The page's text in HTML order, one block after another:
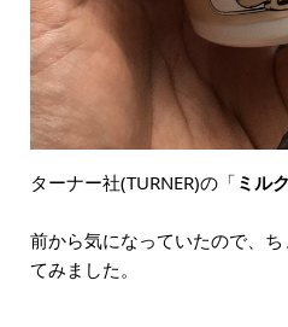
ターナー社(TURNER)の「 ミル
前から気になっていたので、
てみました。